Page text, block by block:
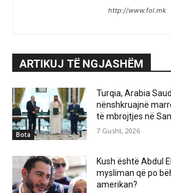
http://www.fol.mk
ARTIKUJ TË NGJASHËM
Bota
Turqia, Arabia
nënshkruajnë
të mbrojtjes në
7 Gusht, 2026
Kush është Abdul
mysliman që po
amerikan?